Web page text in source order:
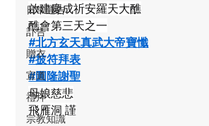
日常通告
訃告
贈衣
宣道
禮拜
宗教知識
啟建慶成祈安羅天大醮
醮會第三天之一
#北方玄天真武大帝寶懺
#披符拜表
#圓隆謝聖
母娘慈悲
飛雁洞 謹